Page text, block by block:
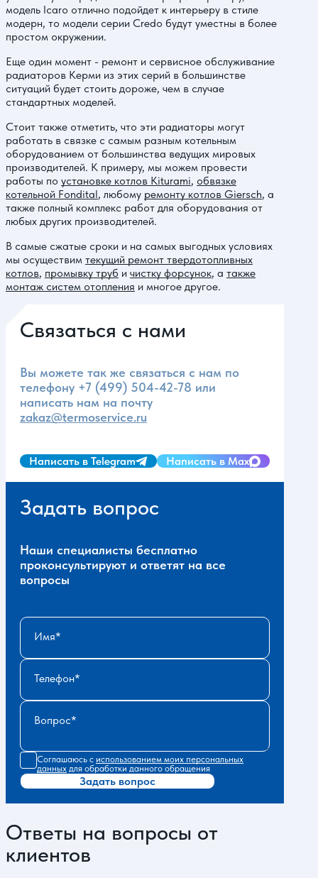
модель Icaro отлично подойдет к интерьеру в стиле
модерн, то модели серии Credo будут уместны в более
простом окружении.
Еще один момент - ремонт и сервисное обслуживание
радиаторов Керми из этих серий в большинстве
ситуаций будет стоить дороже, чем в случае
стандартных моделей.
Стоит также отметить, что эти радиаторы могут
работать в связке с самым разным котельным
оборудованием от большинства ведущих мировых
производителей. К примеру, мы можем провести
работы по установке котлов Kiturami, обвязке
котельной Fondital, любому ремонту котлов Giersch, а
также полный комплекс работ для оборудования от
любых других производителей.
В самые сжатые сроки и на самых выгодных условиях
мы осуществим текущий ремонт твердотопливных
котлов, промывку труб и чистку форсунок, а также
монтаж систем отопления и многое другое.
Связаться с нами
Вы можете так же связаться с нам по
телефону +7 (499) 504-42-78 или
написать нам на почту
zakaz@termoservice.ru
Написать в Telegram Написать в Max
Задать вопрос
Наши специалисты бесплатно
проконсультируют и ответят на все
вопросы
Имя
Телефон
Вопрос
Соглашаюсь с использованием моих персональных
данных для обработки данного обращения
Задать вопрос
Ответы на вопросы от
клиентов